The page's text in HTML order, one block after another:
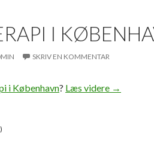
I
SKRIV EN KOMMENTAR
i København? Læs videre →